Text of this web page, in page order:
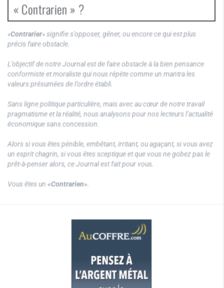
« Contrarien » ?
«Contrarier» signifie s’opposer, gêner, ou encore ce qui est plus
précis faire obstacle.
L’objectif de notre Journal est de faire obstacle à la bien pensance
conformiste et moraliste qui nous répète comme un mantra les
valeurs présumées de l’ordre établi.
Sans ligne politique particulière, mais avec au cœur de notre travail
pragmatisme et la réalité, nous analysons pour nos lecteurs l’actualité
économique sans concession.
Alors si vous êtes pénible, embêtant, irritant, ou agaçant, si vous avez
un esprit chagrin, si vous êtes sceptique et que vous ne gobez pas le
prêt-à-penser alors, ce Journal est fait pour vous.
Vous êtes un «Contrarien».